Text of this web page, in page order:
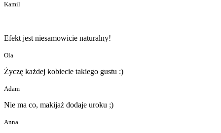
Kamil
Efekt jest niesamowicie naturalny!
Ola
Życzę każdej kobiecie takiego gustu :)
Adam
Nie ma co, makijaż dodaje uroku ;)
Anna